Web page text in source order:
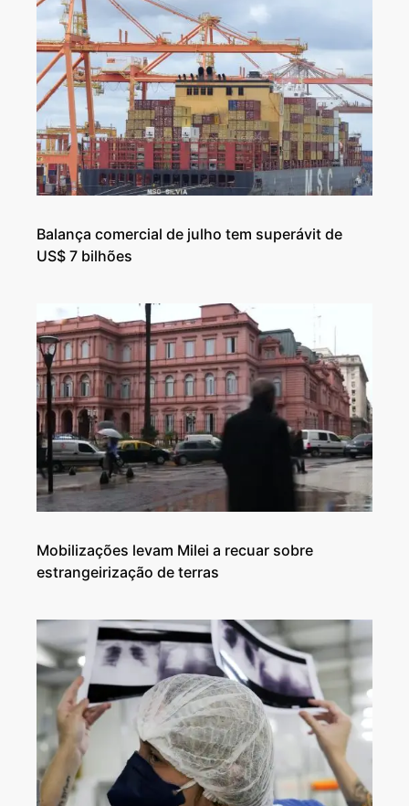
Balança comercial de julho tem superávit de
US$ 7 bilhões
Mobilizações levam Milei a recuar sobre
estrangeirização de terras